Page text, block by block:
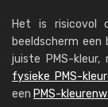
Het is risicovol
beeldscherm
juiste PMS-
fysieke PMS-
een PMS-